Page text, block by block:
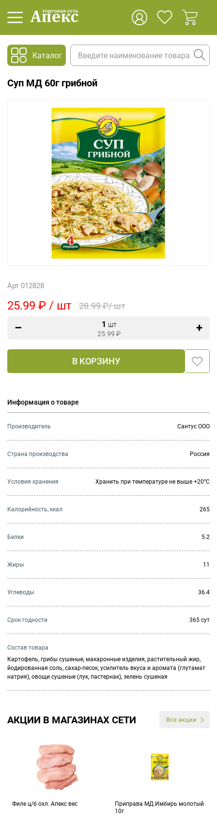
Каталог
Суп МД 60г грибной
Арт 012828
25.99 ₽ / шт 28.99 ₽/ шт
1 шт
25.99 ₽
В КОРЗИНУ
Информация о товаре
Производитель Сантус ООО
Страна производства Россия
Условия хранения Хранить при температуре не выше +20°C
Калорийность, ккал 265
Белки 5.2
Жиры 11
Углеводы 36.4
Cрок годности 365 сут
Состав товара
Картофель, грибы сушеные, макаронные изделия, растительный жир,
йодированная соль, сахар-песок, усилитель вкуса и аромата (глутамат
натрия), овощи сушеные (лук, пастернак), зелень сушеная
АКЦИИ В МАГАЗИНАХ СЕТИ Все акции
Филе ц/б охл. Апекс вес
Приправа МД Имбирь молотый
10г